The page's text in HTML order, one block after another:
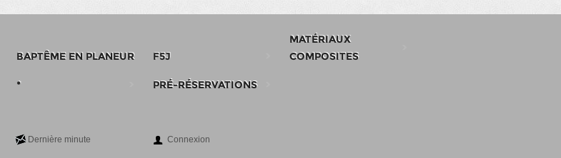
BAPTÊME EN PLANEUR F5J
MATÉRIAUX
COMPOSITES
* PRÉ-RÉSERVATIONS
Dernière minute Connexion